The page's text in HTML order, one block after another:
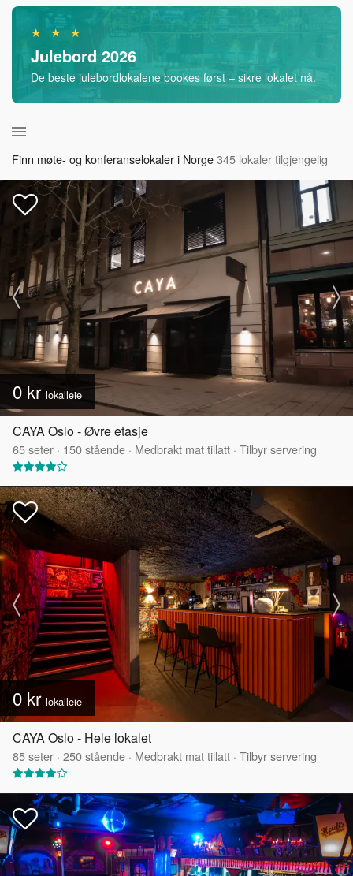
★ ★ ★
Julebord 2026
De beste julebordlokalene bookes først – sikre lokalet nå.
Finn møte- og konferanselokaler i Norge345 lokaler tilgjengelig
0 kr lokalleie
CAYA Oslo - Øvre etasje
65seter · 150stående · Medbrakt mat tillatt · Tilbyr servering
0 kr lokalleie
CAYA Oslo - Hele lokalet
85seter · 250stående · Medbrakt mat tillatt · Tilbyr servering